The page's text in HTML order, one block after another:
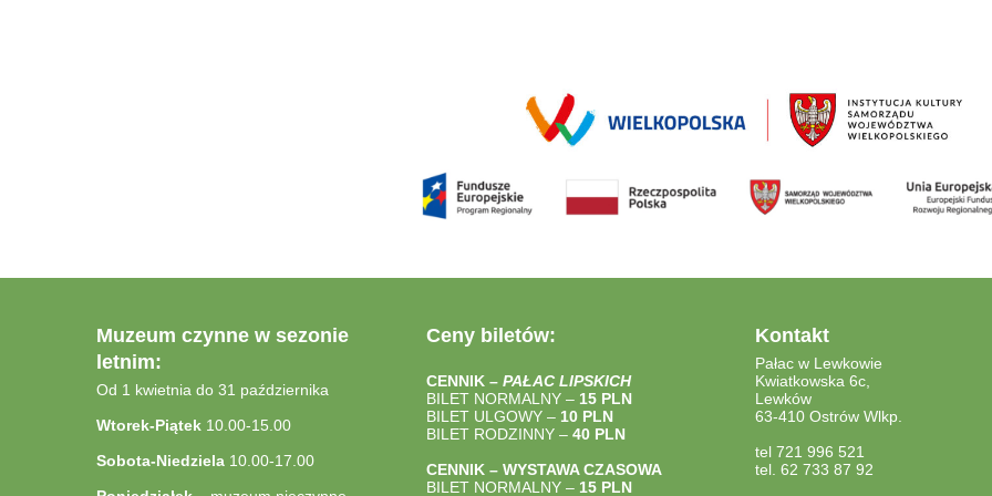
Muzeum czynne w sezonie
letnim:
Od 1 kwietnia do 31 października
Wtorek-Piątek 10.00-15.00
Sobota-Niedziela 10.00-17.00
Ceny biletów:
CENNIK – PAŁAC LIPSKICH
BILET NORMALNY – 15 PLN
BILET ULGOWY – 10 PLN
BILET RODZINNY – 40PLN
CENNIK – WYSTAWA CZASOWA
BILET NORMALNY –15 PLN
Kontakt
Pałac w Lewkowie
Kwiatkowska 6c,
Lewków
63-410 Ostrów Wlkp.
tel 721 996 521
tel. 62 733 87 92